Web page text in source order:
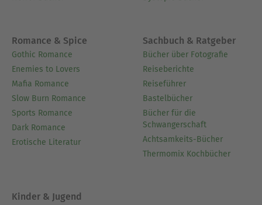
Romance & Spice
Gothic Romance
Enemies to Lovers
Mafia Romance
Slow Burn Romance
Sports Romance
Dark Romance
Erotische Literatur
Sachbuch & Ratgeber
Bücher über Fotografie
Reiseberichte
Reiseführer
Bastelbücher
Bücher für die
Schwangerschaft
Achtsamkeits-Bücher
Thermomix Kochbücher
Kinder & Jugend